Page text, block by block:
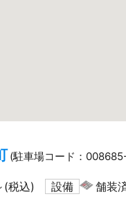
(駐車場コード：
(税込) 設備 舗装